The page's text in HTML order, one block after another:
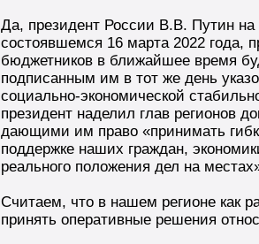
Да, президент России В.В. Путин на
состоявшемся 16 марта 2022 года,
бюджетников в ближайшее время
подписанным им в тот же день
социально-экономической
президент наделил глав регионов
дающими им право «принимать
поддержке наших граждан,
реального положения дел на
Считаем, что в нашем регионе как
принять оперативные решения